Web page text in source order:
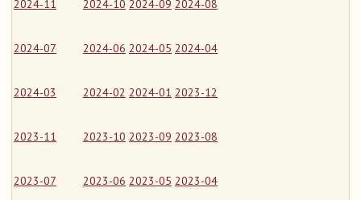
2024-11 2024-10 2024-09 2024-08
2024-07 2024-06 2024-05 2024-04
2024-03 2024-02 2024-01 2023-12
2023-11 2023-10 2023-09 2023-08
2023-07 2023-06 2023-05 2023-04